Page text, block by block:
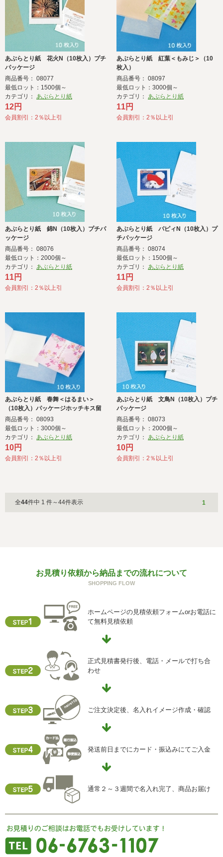
あぶらとり紙 花火N（10枚入）プチ
パッケージ
商品番号： 08077
最低ロット：1500個～
カテゴリ： あぶらとり紙
12円
会員割引：2％以上引
あぶらとり紙 紅葉＜もみじ＞（10
枚入）
商品番号： 08097
最低ロット：3000個～
カテゴリ： あぶらとり紙
11円
会員割引：2％以上引
あぶらとり紙 錦N（10枚入）プチパ
ッケージ
商品番号： 08076
最低ロット：2000個～
カテゴリ： あぶらとり紙
11円
会員割引：2％以上引
あぶらとり紙 パピィN（10枚入）プ
チパッケージ
商品番号： 08074
最低ロット：1500個～
カテゴリ： あぶらとり紙
11円
会員割引：2％以上引
あぶらとり紙 春舞＜はるまい＞
（10枚入）パッケージホッチキス留
めタイプ
商品番号： 08093
最低ロット：3000個～
カテゴリ： あぶらとり紙
10円
会員割引：2％以上引
あぶらとり紙 文鳥N（10枚入）プチ
パッケージ
商品番号： 08073
最低ロット：2000個～
カテゴリ： あぶらとり紙
10円
会員割引：2％以上引
全44件中 1 件～44件表示 1
お見積り依頼から納品までの流れについて
SHOPPING FLOW
ホームページの見積依頼フォームorお電話に
て無料見積依頼
正式見積書発行後、電話・メールで打ち合
わせ
ご注文決定後、名入れイメージ作成・確認
発送前日までにカード・振込みにてご入金
通常２～３週間で名入れ完了、商品お届け